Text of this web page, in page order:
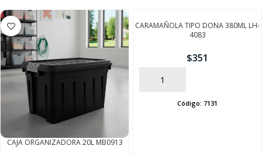
CAJA ORGANIZADORA 20L MB0913
CARAMAÑOLA TIPO DONA 380ML LH-
4083
$351
AÑADIR
Código: 7131